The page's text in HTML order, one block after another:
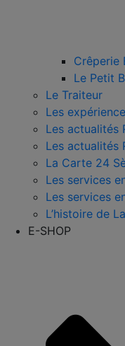
Crêperie
Le Petit
Le Traiteur
Les
Les actualités
Les actualités
La Carte 24
Les services
Les services
L’histoire de
E-SHOP